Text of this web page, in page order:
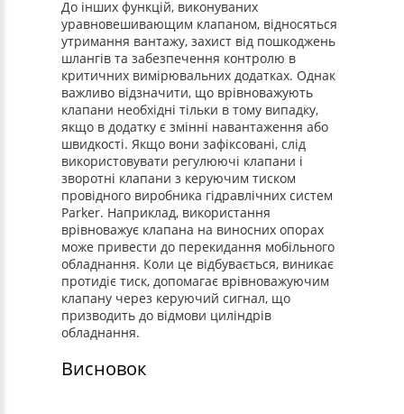
До інших функцій, виконуваних
уравновешивающим клапаном, відносяться
утримання вантажу, захист від пошкоджень
шлангів та забезпечення контролю в
критичних вимірювальних додатках. Однак
важливо відзначити, що врівноважують
клапани необхідні тільки в тому випадку,
якщо в додатку є змінні навантаження або
швидкості. Якщо вони зафіксовані, слід
використовувати регулюючі клапани і
зворотні клапани з керуючим тиском
провідного виробника гідравлічних систем
Parker. Наприклад, використання
врівноважує клапана на виносних опорах
може привести до перекидання мобільного
обладнання. Коли це відбувається, виникає
протидіє тиск, допомагає врівноважуючим
клапану через керуючий сигнал, що
призводить до відмови циліндрів
обладнання.
Висновок